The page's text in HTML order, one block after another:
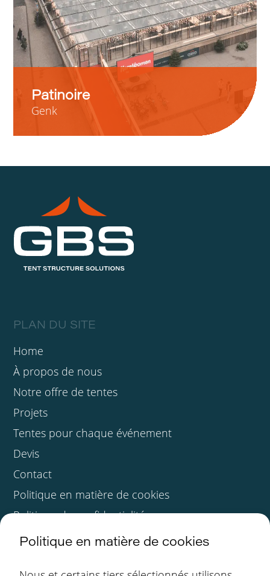
Patinoire
Genk
PLAN DU SITE
Home
À propos de nous
Notre offre de tentes
Projets
Tentes pour chaque événement
Devis
Contact
Politique en matière de cookies
Politique de confidentialité
Politique en matière de cookies